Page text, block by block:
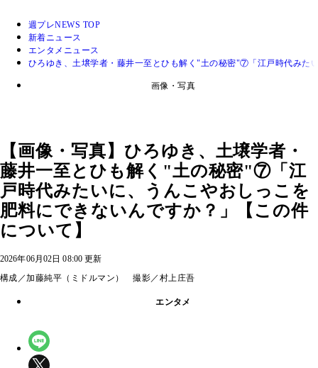
週プレNEWS TOP
新着ニュース
エンタメニュース
ひろゆき、土壌学者・藤井一至とひも解く"土の秘密"⑦「江戸時代みた
画像・写真
【画像・写真】ひろゆき、土壌学者・
藤井一至とひも解く"土の秘密"⑦「江
戸時代みたいに、うんこやおしっこを
肥料にできないんですか？」【この件
について】
2026年06月02日 08:00 更新
構成／加藤純平（ミドルマン） 撮影／村上庄吾
エンタメ